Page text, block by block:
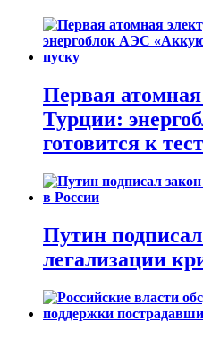
Первая
Турции:
готовится к
Путин
легализации